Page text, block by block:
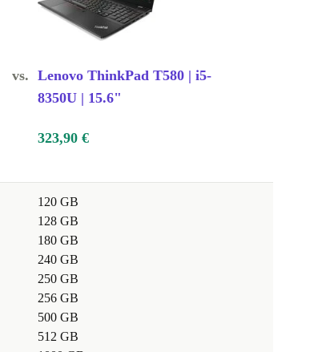
vs. Lenovo ThinkPad T580 | i5-
8350U | 15.6"
323,90 €
120 GB
128 GB
180 GB
240 GB
250 GB
256 GB
500 GB
512 GB